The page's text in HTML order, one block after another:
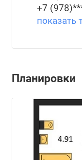
+7
показать
Планировки